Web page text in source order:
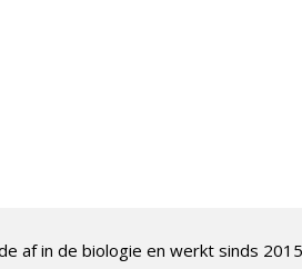
af in de biologie en werkt sinds